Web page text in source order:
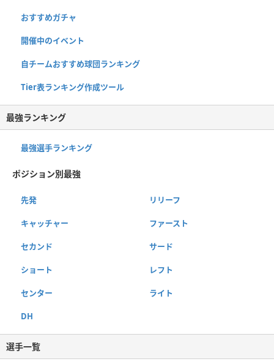
おすすめガチャ
開催中のイベント
自チームおすすめ球団ランキング
Tier表ランキング作成ツール
最強ランキング
最強選手ランキング
ポジション別最強
先発 リリーフ
キャッチャー ファースト
セカンド サード
ショート レフト
センター ライト
DH
選手一覧